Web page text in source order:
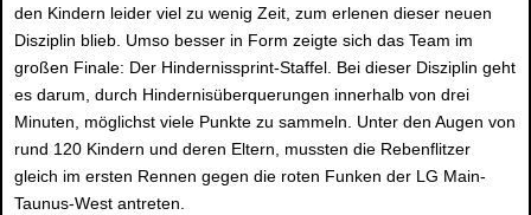
den Kindern leider viel zu wenig Zeit, zum erlenen dieser neuen
Disziplin blieb. Umso besser in Form zeigte sich das Team im
großen Finale: Der Hindernissprint-Staffel. Bei dieser Disziplin geht
es darum, durch Hindernisüberquerungen innerhalb von drei
Minuten, möglichst viele Punkte zu sammeln. Unter den Augen von
rund 120 Kindern und deren Eltern, mussten die Rebenflitzer
gleich im ersten Rennen gegen die roten Funken der LG Main-
Taunus-West antreten.